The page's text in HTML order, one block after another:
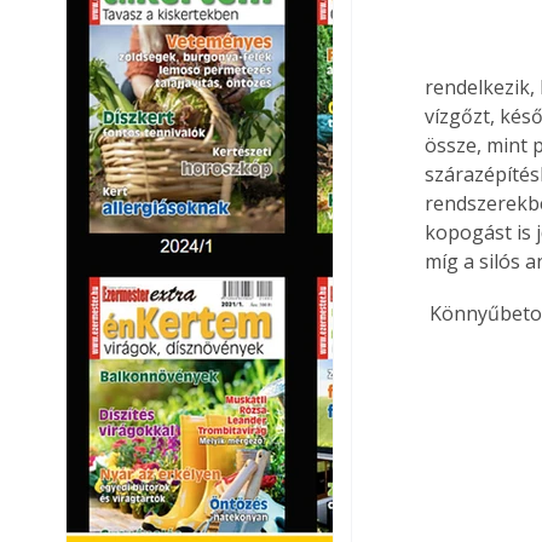
vízgőzt,
össze, mint
kopogást is
míg a silós